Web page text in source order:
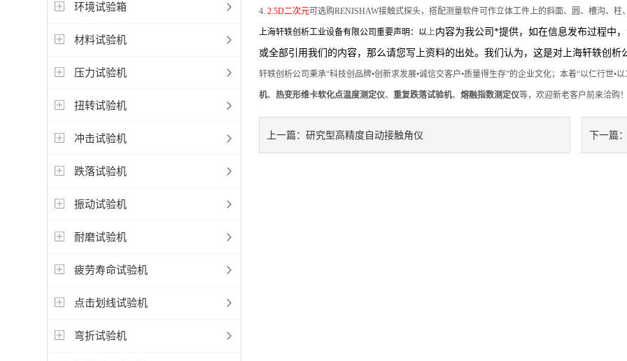
环境试验箱
材料试验机
压力试验机
扭转试验机
冲击试验机
跌落试验机
振动试验机
耐磨试验机
疲劳寿命试验机
点击划线试验机
弯折试验机
4. 2.5D二次元可选购RENISHAW接触式探头，搭配测量软件可作立体工件上的斜面、圆、槽沟、柱
上海轩轶创析工业设备有限公司重要声明：以上内容为我公司*提供，如在信息发布过程中
或全部引用我们的内容，那么请您写上资料的出处。我们认为，这是对上海轩轶创
轩轶创析公司秉承“科技创品牌•创新求发展•诚信交客户•质量得生存”的企业文化；本着“以仁行世•
机、 热变形维卡软化点温度测定仪、 重复跌落试验机、 熔融指数测定仪等，欢迎新老客户前来洽购
上一篇： 研究型高精度自动接触角仪 下一篇